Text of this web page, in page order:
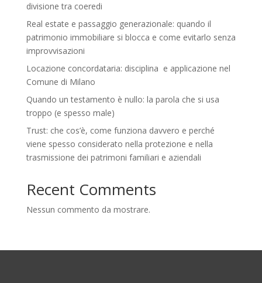
divisione tra coeredi
Real estate e passaggio generazionale: quando il
patrimonio immobiliare si blocca e come evitarlo senza
improvvisazioni
Locazione concordataria: disciplina e applicazione nel
Comune di Milano
Quando un testamento è nullo: la parola che si usa
troppo (e spesso male)
Trust: che cos’è, come funziona davvero e perché
viene spesso considerato nella protezione e nella
trasmissione dei patrimoni familiari e aziendali
Recent Comments
Nessun commento da mostrare.